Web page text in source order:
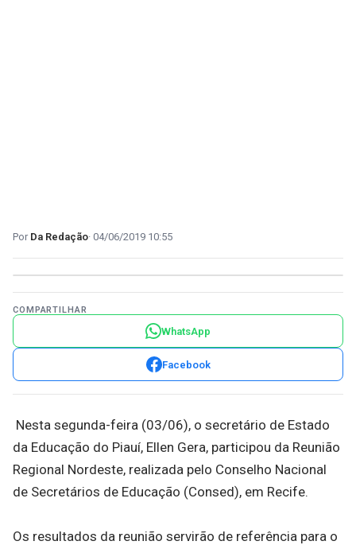
Da Redação 04/06/2019 10:55
COMPARTILHAR
WhatsApp
Facebook
Nesta segunda-feira (03/06), o secretário de Estado
da Educação do Piauí, Ellen Gera, participou da Reunião
Regional Nordeste, realizada pelo Conselho Nacional
de Secretários de Educação (Consed), em Recife.
Os resultados da reunião servirão de referência para o